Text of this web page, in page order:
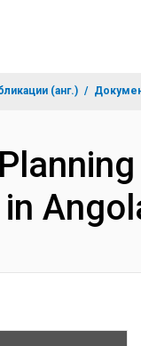
(анг.)